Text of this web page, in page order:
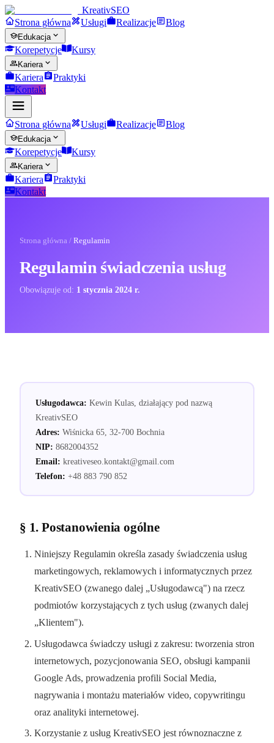
KreativSEO
Strona główna
Usługi Realizacje Blog
Edukacja
Korepetycje Kursy
Kariera
Kariera
Praktyki
Kontakt
Strona główna Usługi Realizacje Blog
Edukacja
Korepetycje Kursy
Kariera
Kariera
Praktyki
Kontakt
Strona główna / Regulamin
Regulamin świadczenia usług
Obowiązuje od: 1 stycznia 2024 r.
Usługodawca: Kewin Kulas, działający pod nazwą
KreativSEO
Adres: Wiśnicka 65, 32-700 Bochnia
NIP: 8682004352
Email: kreativeseo.kontakt@gmail.com
Telefon: +48 883 790 852
§ 1. Postanowienia ogólne
Niniejszy Regulamin określa zasady świadczenia usług
marketingowych, reklamowych i informatycznych przez
KreativSEO (zwanego dalej „Usługodawcą") na rzecz
podmiotów korzystających z tych usług (zwanych dalej
„Klientem").
Usługodawca świadczy usługi z zakresu: tworzenia stron
internetowych, pozycjonowania SEO, obsługi kampanii
Google Ads, prowadzenia profili Social Media,
nagrywania i montażu materiałów video, copywritingu
oraz analityki internetowej.
Korzystanie z usług KreativSEO jest równoznaczne z